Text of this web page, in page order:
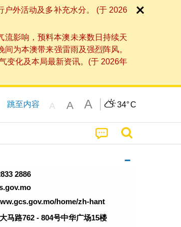
外活动及多补充水分。 (于 2026
影响，预料本澳未来数日持续天
为本澳带来强雷雨及强烈阵风。
变化及本局最新资讯。(于 2026年
跳至内容 A A A 34°C
2886
home/zh-hant
马路762 - 804号中华广场15楼